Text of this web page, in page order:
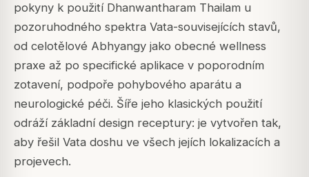
pokyny k použití Dhanwantharam Thailam u
pozoruhodného spektra Vata-souvisejících stavů,
od celotělové Abhyangy jako obecné wellness
praxe až po specifické aplikace v poporodním
zotavení, podpoře pohybového aparátu a
neurologické péči. Šíře jeho klasických použití
odráží základní design receptury: je vytvořen tak,
aby řešil Vata doshu ve všech jejích lokalizacích a
projevech.